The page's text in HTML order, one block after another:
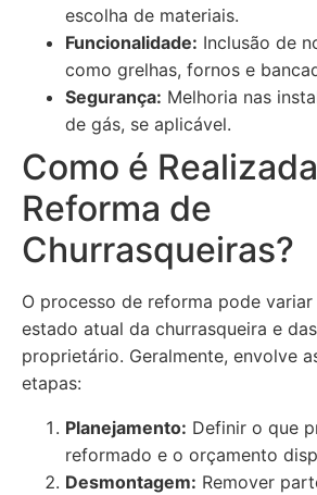
escolha de materiais.
Funcionalidade: Inclusão de
como grelhas, fornos e
Segurança: Melhoria nas
de gás, se aplicável.
Como é
Reforma de
Churrasqueiras?
O processo de reforma pode
estado atual da churrasqueira e
proprietário. Geralmente, envolve
etapas:
Planejamento: Definir o que
reformado e o orçamento
Desmontagem: Remover